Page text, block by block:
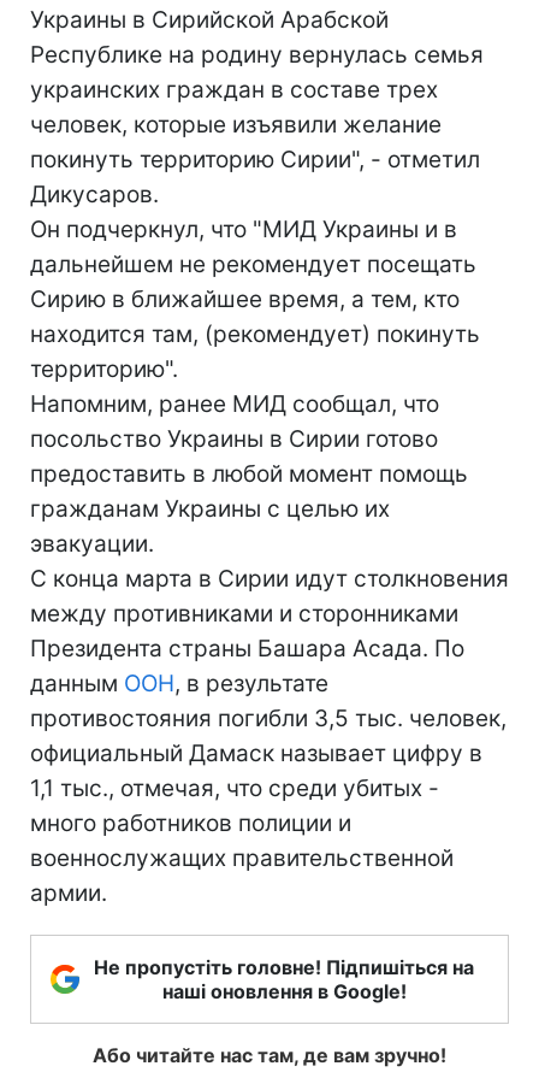
Украины в Сирийской Арабской
Республике на родину вернулась семья
украинских граждан в составе трех
человек, которые изъявили желание
покинуть территорию Сирии", - отметил
Дикусаров.
Он подчеркнул, что "МИД Украины и в
дальнейшем не рекомендует посещать
Сирию в ближайшее время, а тем, кто
находится там, (рекомендует) покинуть
территорию".
Напомним, ранее МИД сообщал, что
посольство Украины в Сирии готово
предоставить в любой момент помощь
гражданам Украины с целью их
эвакуации.
С конца марта в Сирии идут столкновения
между противниками и сторонниками
Президента страны Башара Асада. По
данным ООН, в результате
противостояния погибли 3,5 тыс. человек,
официальный Дамаск называет цифру в
1,1 тыс., отмечая, что среди убитых -
много работников полиции и
военнослужащих правительственной
армии.
Не пропустіть головне! Підпишіться на
наші оновлення в Google!
Або читайте нас там, де вам зручно!